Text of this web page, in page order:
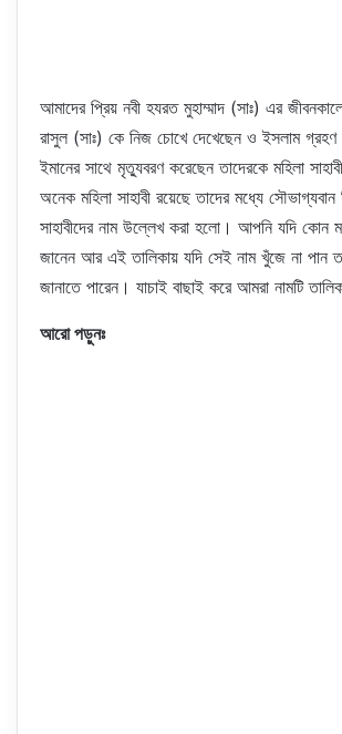
আমাদের প্রিয় নবী হযরত মুহাম্মাদ (সাঃ) এর
রাসুল (সাঃ) কে নিজ চোখে দেখেছেন ও ইসলাম গ্রহণ
ইমানের সাথে মৃত্যুবরণ করেছেন তাদেরকে মহিলা
অনেক মহিলা সাহাবী রয়েছে তাদের মধ্যে সৌভাগ্যবান
সাহাবীদের নাম উল্লেখ করা হলো। আপনি যদি কোন
জানেন আর এই তালিকায় যদি সেই নাম খুঁজে না পান
জানাতে পারেন। যাচাই বাছাই করে আমরা নামটি
আরো পড়ুনঃ